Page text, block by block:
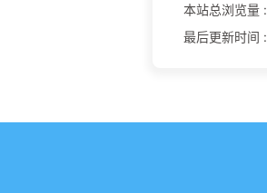
本站总浏览量 :
最后更新时间 :